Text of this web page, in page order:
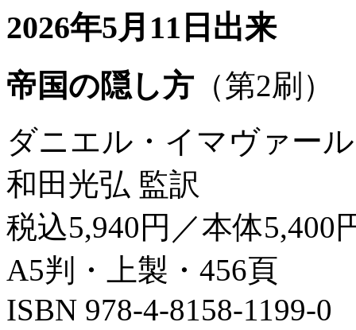
2026年5月11日出来
帝国の隠し方 （第2刷）
ダニエル・イマヴァー
和田光弘 監訳
税込5,940円／本体5,400
A5判・上製・456頁
ISBN 978-4-8158-1199-0